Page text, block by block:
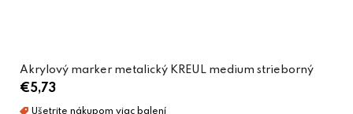
Akrylový marker metalický KREUL medium strieborný
€5,73